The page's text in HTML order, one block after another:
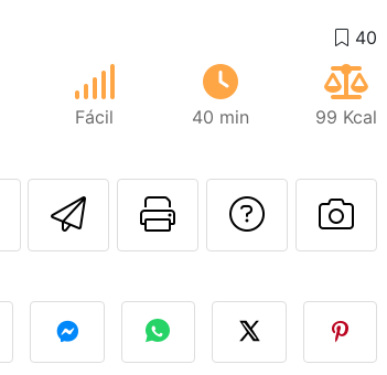
Fácil 40 min 99 Kcal
Enviar esta
Imprimir